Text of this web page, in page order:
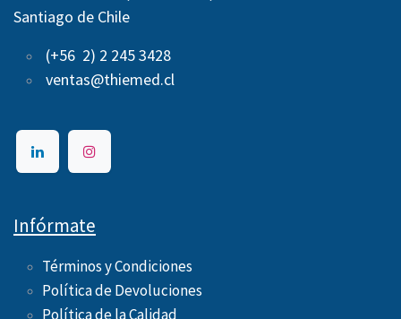
Santiago de Chile
(+56 2) 2 245 3428
ventas@thiemed.cl
Infórmate
Términos y Condiciones
Política de Devoluciones
Política de la Calidad